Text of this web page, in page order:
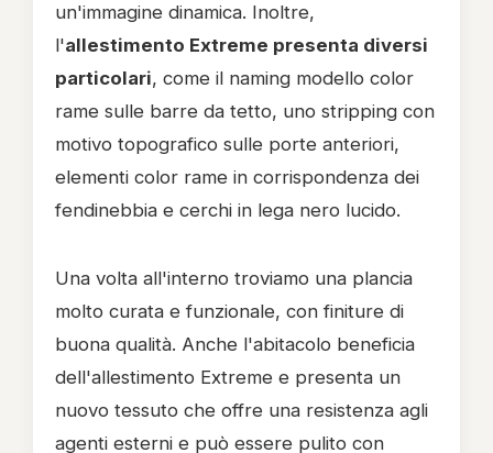
un'immagine dinamica. Inoltre,
l'allestimento Extreme presenta diversi
particolari, come il naming modello color
rame sulle barre da tetto, uno stripping con
motivo topografico sulle porte anteriori,
elementi color rame in corrispondenza dei
fendinebbia e cerchi in lega nero lucido.
Una volta all'interno troviamo una plancia
molto curata e funzionale, con finiture di
buona qualità. Anche l'abitacolo beneficia
dell'allestimento Extreme e presenta un
nuovo tessuto che offre una resistenza agli
agenti esterni e può essere pulito con